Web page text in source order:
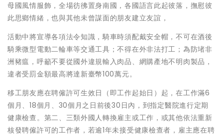
母國風情服飾，全場彷彿置身南國，各國語言此起彼落，撫慰彼
此思鄉情緒，也與其他未曾謀面的朋友建立友誼，
活動中將宣導各項法令知識，騎車時須配戴安全帽，不可在酒後
騎乘微型電動二輪車等交通工具；不得在外非法打工；為防堵非
洲豬瘟，呼籲不要從國外違規輸入肉品、網購產地不明肉製品，
違者受罰金額最高將達新臺幣100萬元。
移工朋友應在聘僱許可生效日（即工作起始日）起，在工作滿6
個月、18個月、30個月之日前後30日內，到指定醫院進行定期
健康檢查。第二、三類外國人轉換雇主或工作，或其他依法重新
核發聘僱許可的工作者，若逾1年未接受健康檢查者，雇主應在聘